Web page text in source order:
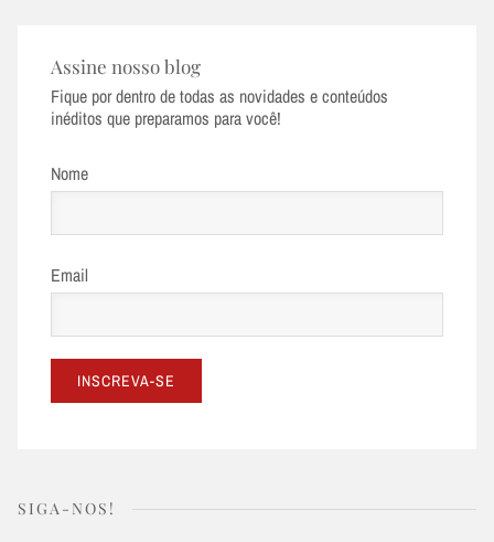
Assine nosso blog
Fique por dentro de todas as novidades e conteúdos
inéditos que preparamos para você!
Nome
Email
SIGA-NOS!